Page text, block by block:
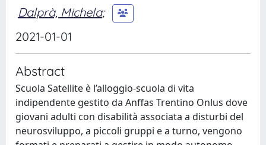
Dalprà, Michela;
2021-01-01
Abstract
Scuola Satellite è l’alloggio-scuola di vita
indipendente gestito da Anffas Trentino Onlus dove
giovani adulti con disabilità associata a disturbi del
neurosviluppo, a piccoli gruppi e a turno, vengono